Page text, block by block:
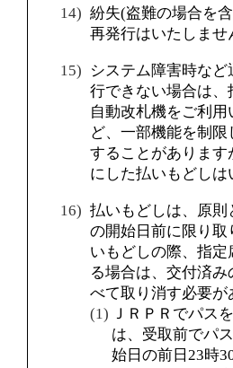
紛失(盗難の場合を含
再発行はいたしませ
システム障害時な
行できない場合は、
自動改札機をご利
ど、一部機能を制
することがあります
にした払いもどしは
払いもどしは、原則
の開始日前に限り取
いもどしの際、指定
る場合は、交付済
べて取り消す必要が
ＪＲＰＲでパス
は、受取前でパ
始日の前日23時